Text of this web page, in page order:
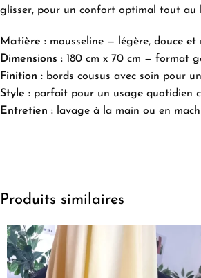
glisser, pour un confort optimal tout au
Matière : mousseline — légère, douce et
Dimensions : 180 cm x 70 cm — format
Finition : bords cousus avec soin pour
Style : parfait pour un usage quotidien
Entretien : lavage à la main ou en
Produits similaires